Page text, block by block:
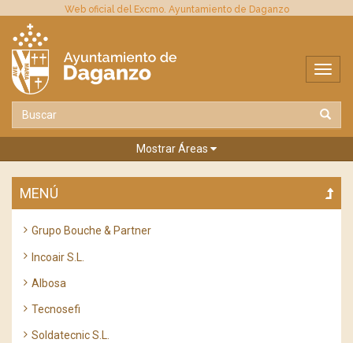
Web oficial del Excmo. Ayuntamiento de Daganzo
Mostrar Áreas
MENÚ
Grupo Bouche & Partner
Incoair S.L.
Albosa
Tecnosefi
Soldatecnic S.L.